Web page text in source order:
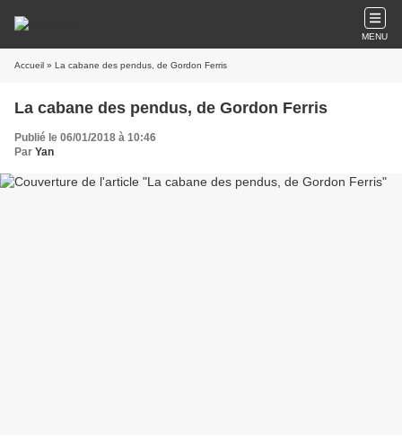
MENU
Accueil » La cabane des pendus, de Gordon Ferris
La cabane des pendus, de Gordon Ferris
Publié le 06/01/2018 à 10:46
Par Yan